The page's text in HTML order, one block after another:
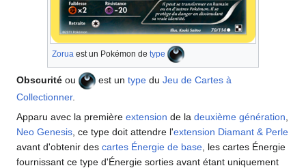
Zorua est un Pokémon de type
Obscurité ou est un type du Jeu de Cartes à
Collectionner.
Apparu avec la première extension de la deuxième génération
Neo Genesis , ce type doit attendre l'extension Diamant & Perle
avant d'obtenir des cartes Énergie de base , les cartes Énergie
fournissant ce type d'Énergie sorties avant étant uniquement